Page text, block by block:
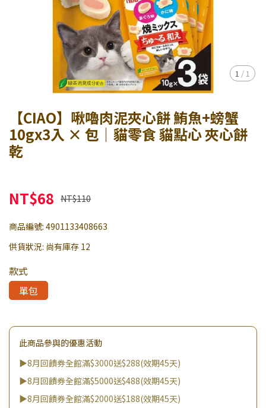
1 / 1
【CIAO】啾嚕肉泥夾心餅 鮪魚+螃蟹
10gx3入 × 包｜貓零食 貓點心 夾心餅
乾
NT$68 NT$110
商品編號: 4901133408663
供貨狀況: 尚有庫存 12
款式
單包
此商品參與的優惠活動
▶8月回饋券全館滿$3000送$288(效期45天)
▶8月回饋券全館滿$5000送$488(效期45天)
▶8月回饋券全館滿$2000送$188(效期45天)